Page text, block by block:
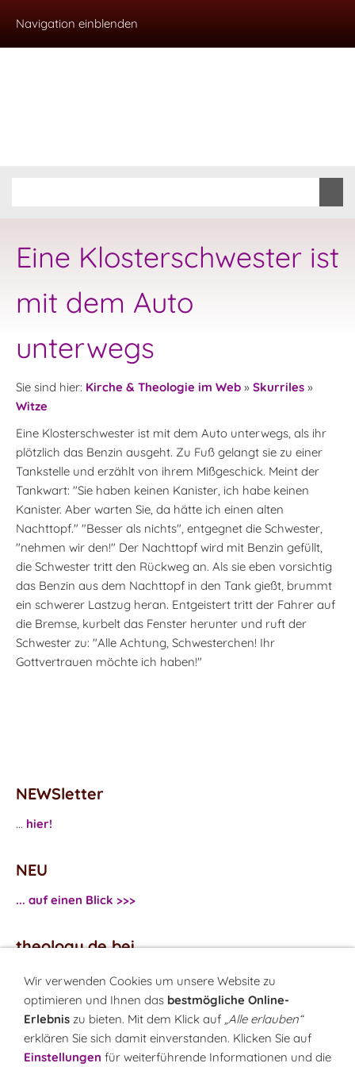
Navigation einblenden
Eine Klosterschwester ist
mit dem Auto
unterwegs
Sie sind hier: Kirche & Theologie im Web » Skurriles »
Witze
Eine Klosterschwester ist mit dem Auto unterwegs, als ihr
plötzlich das Benzin ausgeht. Zu Fuß gelangt sie zu einer
Tankstelle und erzählt von ihrem Mißgeschick. Meint der
Tankwart: "Sie haben keinen Kanister, ich habe keinen
Kanister. Aber warten Sie, da hätte ich einen alten
Nachttopf." "Besser als nichts", entgegnet die Schwester,
"nehmen wir den!" Der Nachttopf wird mit Benzin gefüllt,
die Schwester tritt den Rückweg an. Als sie eben vorsichtig
das Benzin aus dem Nachttopf in den Tank gießt, brummt
ein schwerer Lastzug heran. Entgeistert tritt der Fahrer auf
die Bremse, kurbelt das Fenster herunter und ruft der
Schwester zu: "Alle Achtung, Schwesterchen! Ihr
Gottvertrauen möchte ich haben!"
NEWSletter
... hier!
NEU
... auf einen Blick >>>
theology.de bei
...Facebook
...Twitter
Monatsrätsel
Wir verwenden Cookies um unsere Website zu
optimieren und Ihnen das bestmögliche Online-
Erlebnis zu bieten. Mit dem Klick auf „Alle erlauben“
erklären Sie sich damit einverstanden. Klicken Sie auf
Einstellungen für weiterführende Informationen und die